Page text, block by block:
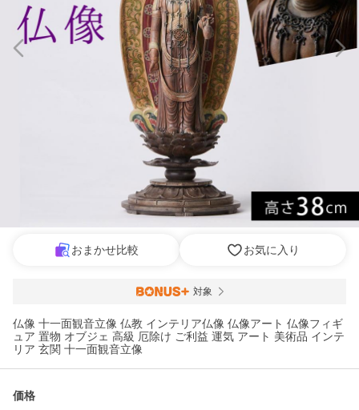
おまかせ比較 お気に入り
対象
仏像 十一面観音立像 仏教 インテリア仏像 仏像アート 仏像フィギ
ュア 置物 オブジェ 高級 厄除け ご利益 運気 アート 美術品 インテ
リア 玄関 十一面観音立像
価格